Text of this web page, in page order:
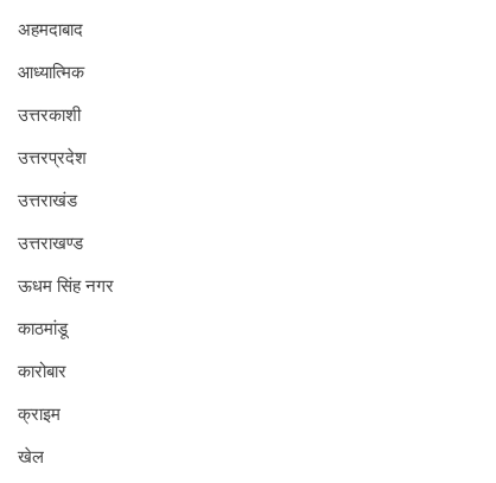
अहमदाबाद
आध्यात्मिक
उत्तरकाशी
उत्तरप्रदेश
उत्तराखंड
उत्तराखण्ड
ऊधम सिंह नगर
काठमांडू
कारोबार
क्राइम
खेल